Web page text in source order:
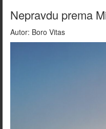
Nepravdu prema
Autor: Boro Vitas